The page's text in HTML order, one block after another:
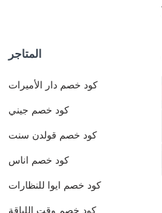
المتاجر
كود خصم دار الأميرات
كود خصم جيني
كود خصم قولدن سنت
كود خصم اناس
كود خصم ايوا للنظارات
كود خصم وقت اللياقة